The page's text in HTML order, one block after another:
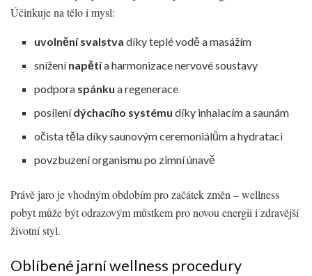
Účinkuje na tělo i mysl:
uvolnění svalstva díky teplé vodě a masážím
sníženínapětía harmonizace nervové soustavy
podpora spánku a regenerace
posílenídýchacího systému díky inhalacím a saunám
očista těla díky saunovým ceremoniálům a hydrataci
povzbuzení organismu po zimní únavě
Právě jaro je vhodným obdobím pro začátek změn – wellness
pobyt může být odrazovým můstkem pro novou energii i zdravější
životní styl.
Oblíbené jarní wellness procedury